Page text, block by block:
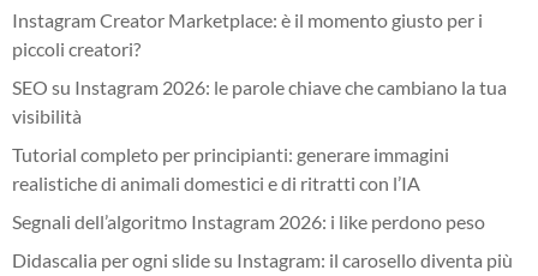
Instagram Creator Marketplace: è il momento giusto per i
piccoli creatori?
SEO su Instagram 2026: le parole chiave che cambiano la tua
visibilità
Tutorial completo per principianti: generare immagini
realistiche di animali domestici e di ritratti con l’IA
Segnali dell’algoritmo Instagram 2026: i like perdono peso
Didascalia per ogni slide su Instagram: il carosello diventa più